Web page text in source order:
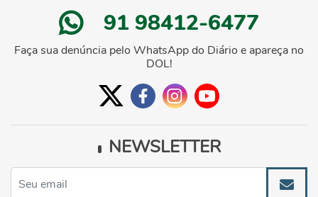
91 98412-6477
Faça sua denúncia pelo WhatsApp do Diário e apareça no
DOL!
NEWSLETTER